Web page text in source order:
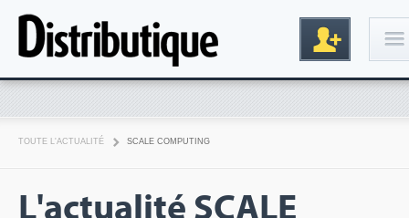
TOUTE L'ACTUALITÉ SCALE COMPUTING
L'actualité SCALE